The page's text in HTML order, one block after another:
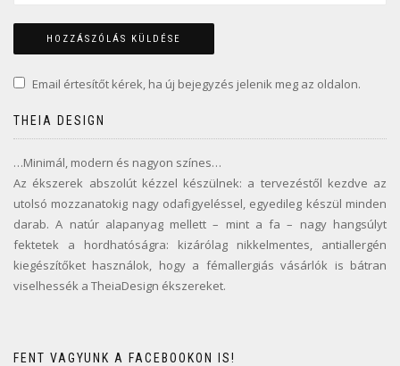
Email értesítőt kérek, ha új bejegyzés jelenik meg az oldalon.
THEIA DESIGN
…Minimál, modern és nagyon színes…
Az ékszerek abszolút kézzel készülnek: a tervezéstől kezdve az
utolsó mozzanatokig nagy odafigyeléssel, egyedileg készül minden
darab. A natúr alapanyag mellett – mint a fa – nagy hangsúlyt
fektetek a hordhatóságra: kizárólag nikkelmentes, antiallergén
kiegészítőket használok, hogy a fémallergiás vásárlók is bátran
viselhessék a TheiaDesign ékszereket.
FENT VAGYUNK A FACEBOOKON IS!